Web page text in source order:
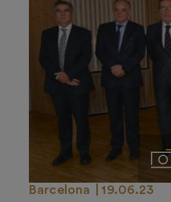
Barcelona 19.06.23